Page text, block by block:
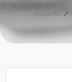
Anasayfa